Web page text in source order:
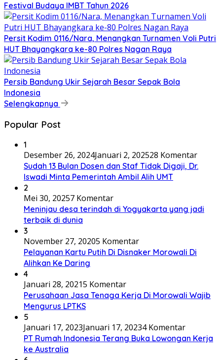
Festival Budaya IMBT Tahun 2026
Persit Kodim 0116/Nara, Menangkan Turnamen Voli Putri
HUT Bhayangkara ke-80 Polres Nagan Raya
Persib Bandung Ukir Sejarah Besar Sepak Bola
Indonesia
Selengkapnya
Popular Post
1
Desember 26, 2024Januari 2, 202528 Komentar
Sudah 13 Bulan Dosen dan Staf Tidak Digaji, Dr.
Iswadi Minta Pemerintah Ambil Alih UMT
2
Mei 30, 20257 Komentar
Meninjau desa terindah di Yogyakarta yang jadi
terbaik di dunia
3
November 27, 20205 Komentar
Pelayanan Kartu Putih Di Disnaker Morowali Di
Alihkan Ke Daring
4
Januari 28, 20215 Komentar
Perusahaan Jasa Tenaga Kerja Di Morowali Wajib
Mengurus LPTKS
5
Januari 17, 2023Januari 17, 20234 Komentar
PT Rumah Indonesia Terang Buka Lowongan Kerja
ke Australia